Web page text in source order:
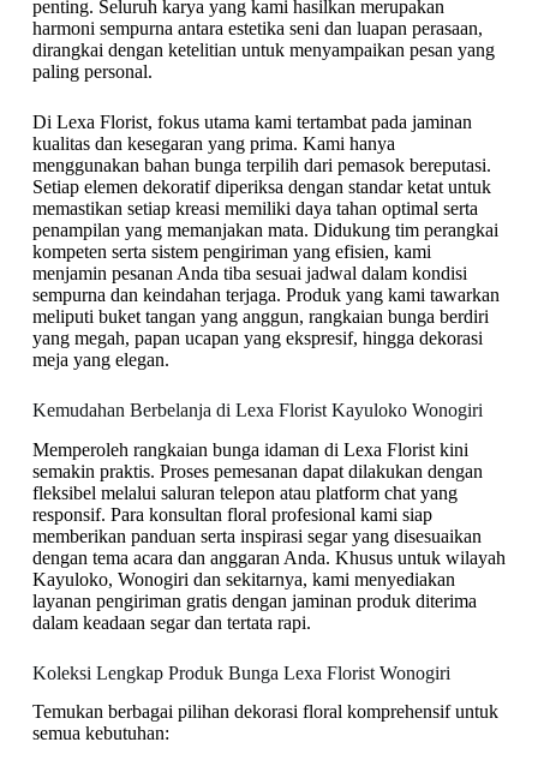
penting. Seluruh karya yang kami hasilkan merupakan
harmoni sempurna antara estetika seni dan luapan perasaan,
dirangkai dengan ketelitian untuk menyampaikan pesan yang
paling personal.
Di Lexa Florist, fokus utama kami tertambat pada jaminan
kualitas dan kesegaran yang prima. Kami hanya
menggunakan bahan bunga terpilih dari pemasok bereputasi.
Setiap elemen dekoratif diperiksa dengan standar ketat untuk
memastikan setiap kreasi memiliki daya tahan optimal serta
penampilan yang memanjakan mata. Didukung tim perangkai
kompeten serta sistem pengiriman yang efisien, kami
menjamin pesanan Anda tiba sesuai jadwal dalam kondisi
sempurna dan keindahan terjaga. Produk yang kami tawarkan
meliputi buket tangan yang anggun, rangkaian bunga berdiri
yang megah, papan ucapan yang ekspresif, hingga dekorasi
meja yang elegan.
Kemudahan Berbelanja di Lexa Florist Kayuloko Wonogiri
Memperoleh rangkaian bunga idaman di Lexa Florist kini
semakin praktis. Proses pemesanan dapat dilakukan dengan
fleksibel melalui saluran telepon atau platform chat yang
responsif. Para konsultan floral profesional kami siap
memberikan panduan serta inspirasi segar yang disesuaikan
dengan tema acara dan anggaran Anda. Khusus untuk wilayah
Kayuloko, Wonogiri dan sekitarnya, kami menyediakan
layanan pengiriman gratis dengan jaminan produk diterima
dalam keadaan segar dan tertata rapi.
Koleksi Lengkap Produk Bunga Lexa Florist Wonogiri
Temukan berbagai pilihan dekorasi floral komprehensif untuk
semua kebutuhan: